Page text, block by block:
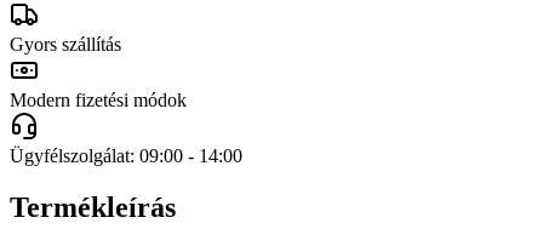
Gyors szállítás
Modern fizetési módok
Ügyfélszolgálat: 09:00 - 14:00
Termékleírás